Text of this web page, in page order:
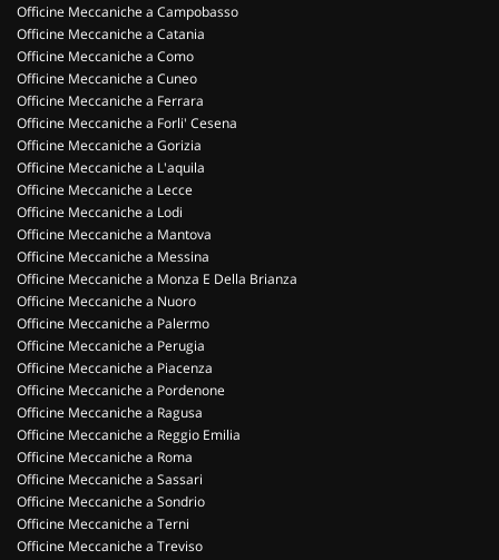
Officine Meccaniche a Campobasso
Officine Meccaniche a Catania
Officine Meccaniche a Como
Officine Meccaniche a Cuneo
Officine Meccaniche a Ferrara
Officine Meccaniche a Forli' Cesena
Officine Meccaniche a Gorizia
Officine Meccaniche a L'aquila
Officine Meccaniche a Lecce
Officine Meccaniche a Lodi
Officine Meccaniche a Mantova
Officine Meccaniche a Messina
Officine Meccaniche a Monza E Della Brianza
Officine Meccaniche a Nuoro
Officine Meccaniche a Palermo
Officine Meccaniche a Perugia
Officine Meccaniche a Piacenza
Officine Meccaniche a Pordenone
Officine Meccaniche a Ragusa
Officine Meccaniche a Reggio Emilia
Officine Meccaniche a Roma
Officine Meccaniche a Sassari
Officine Meccaniche a Sondrio
Officine Meccaniche a Terni
Officine Meccaniche a Treviso